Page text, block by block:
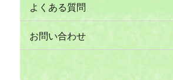
よくある質問
お問い合わせ